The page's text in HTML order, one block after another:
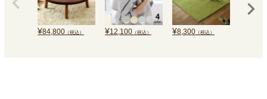
¥84,800 （税込） ¥12,100 （税込） ¥8,300 （税込）